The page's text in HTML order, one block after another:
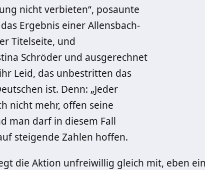
nicht verbieten“, posaunte
Ergebnis einer Allensbach-
Titelseite, und
Schröder und ausgerechnet
Leid, das unbestritten das
ist. Denn: „Jeder
nicht mehr, offen seine
man darf in diesem Fall
steigende Zahlen hoffen.
die Aktion unfreiwillig gleich mit, eben